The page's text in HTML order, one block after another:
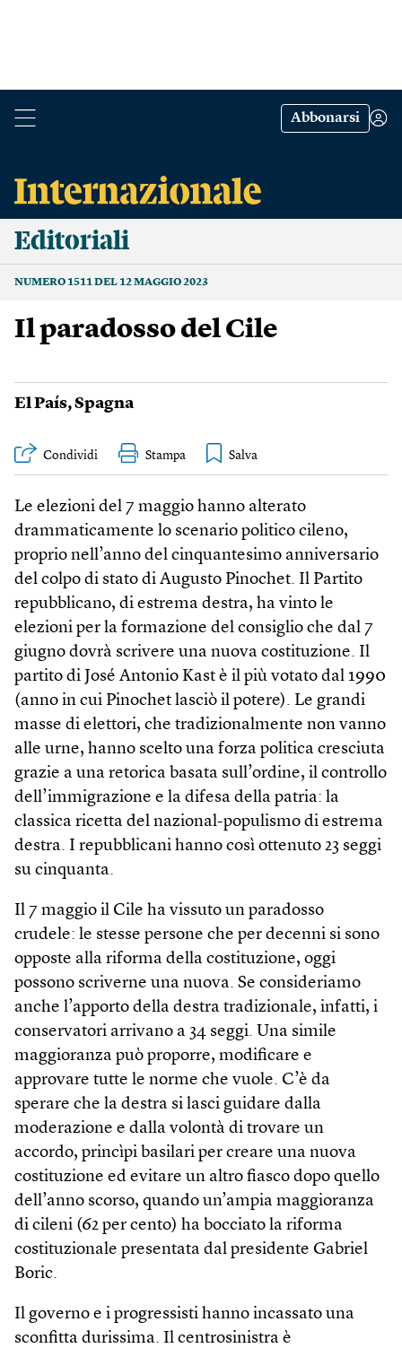
Abbonarsi
Editoriali
NUMERO 1511 DEL 12 MAGGIO 2023
Il paradosso del Cile
El País,Spagna
Condividi Stampa
Le elezioni del 7 maggio hanno alterato
drammaticamente lo scenario politico cileno,
proprio nell’anno del cinquantesimo anniversario
del colpo di stato di Augusto Pinochet. Il Partito
repubblicano, di estrema destra, ha vinto le
elezioni per la formazione del consiglio che dal 7
giugno dovrà scrivere una nuova costituzione. Il
partito di José Antonio Kast è il più votato dal 1990
(anno in cui Pinochet lasciò il potere). Le grandi
masse di elettori, che tradizionalmente non vanno
alle urne, hanno scelto una forza politica cresciuta
grazie a una retorica basata sull’ordine, il controllo
dell’immigrazione e la difesa della patria: la
classica ricetta del nazional-populismo di estrema
destra. I repubblicani hanno così ottenuto 23 seggi
su cinquanta.
Il 7 maggio il Cile ha vissuto un paradosso
crudele: le stesse persone che per decenni si sono
opposte alla riforma della costituzione, oggi
possono scriverne una nuova. Se consideriamo
anche l’apporto della destra tradizionale, infatti, i
conservatori arrivano a 34 seggi. Una simile
maggioranza può proporre, modificare e
approvare tutte le norme che vuole. C’è da
sperare che la destra si lasci guidare dalla
moderazione e dalla volontà di trovare un
accordo, princìpi basilari per creare una nuova
costituzione ed evitare un altro fiasco dopo quello
dell’anno scorso, quando un’ampia maggioranza
di cileni (62 per cento) ha bocciato la riforma
costituzionale presentata dal presidente Gabriel
Boric.
Il governo e i progressisti hanno incassato una
sconfitta durissima. Il centrosinistra è